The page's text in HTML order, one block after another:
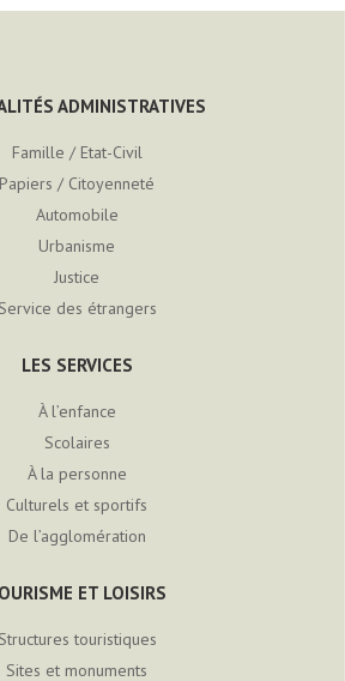
ADMINISTRATIVES
Famille / Etat-Civil
Papiers / Citoyenneté
Automobile
Urbanisme
Justice
Service des étrangers
LES SERVICES
À l’enfance
Scolaires
À la personne
Culturels et sportifs
De l’agglomération
ET LOISIRS
Structures touristiques
Sites et monuments